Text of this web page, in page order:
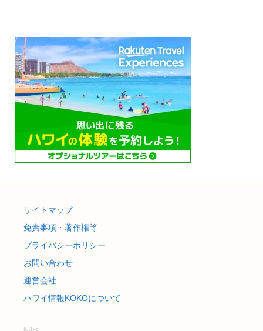
サイトマップ
免責事項・著作権等
プライバシーポリシー
お問い合わせ
運営会社
ハワイ情報KOKOについて
(03)-c